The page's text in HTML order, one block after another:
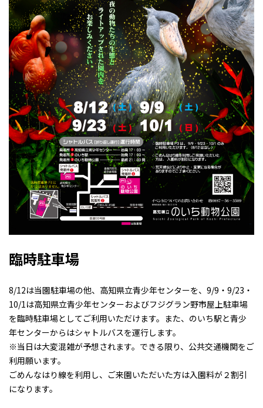
臨時駐車場
8/12は当園駐車場の他、高知県立青少年センターを、9/9・9/23・
10/1は高知県立青少年センターおよびフジグラン野市屋上駐車場
を臨時駐車場としてご利用いただけます。また、のいち駅と青少
年センターからはシャトルバスを運行します。
※当日は大変混雑が予想されます。できる限り、公共交通機関をご
利用願います。
ごめんなはり線を利用し、ご来園いただいた方は入園料が２割引
になります。